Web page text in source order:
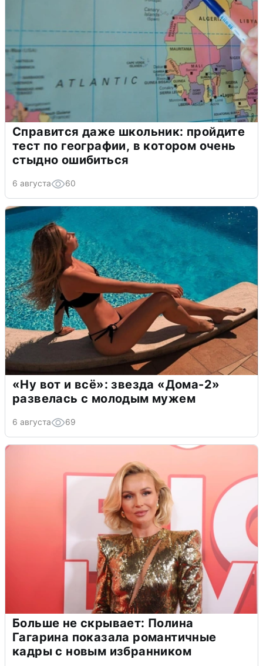
Справится даже школьник: пройдите
тест по географии, в котором очень
стыдно ошибиться
6 августа 60
«Ну вот и всё»: звезда «Дома-2»
развелась с молодым мужем
6 августа 69
Больше не скрывает: Полина
Гагарина показала романтичные
кадры с новым избранником